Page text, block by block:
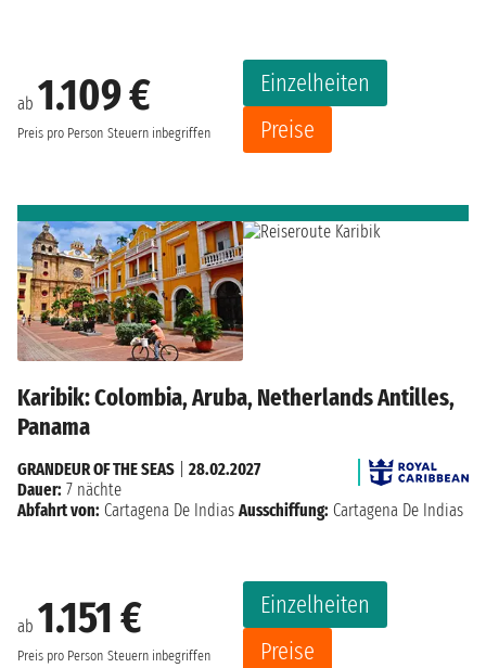
ab 1.109 €
Preis pro Person Steuern inbegriffen
Einzelheiten
Preise
Karibik: Colombia, Aruba, Netherlands Antilles,
Panama
ab 1.151 €
Preis pro Person Steuern inbegriffen
Einzelheiten
Preise
GRANDEUR OF THE SEAS
28.02.2027
Dauer: 7 nächte
Abfahrt von: Cartagena De Indias Ausschiffung: Cartagena De Indias